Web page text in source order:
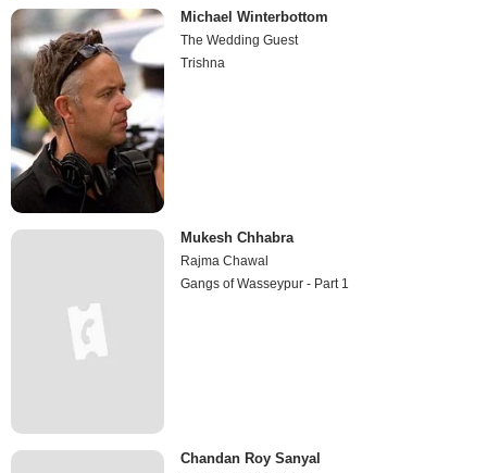
Michael Winterbottom
The Wedding Guest
Trishna
Mukesh Chhabra
Rajma Chawal
Gangs of Wasseypur - Part 1
Chandan Roy Sanyal